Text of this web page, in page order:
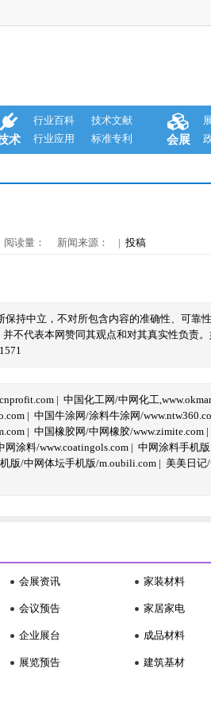
术
行业百科
技术文献
行业应用
标准专利 会展
阅读量： 新闻来源： | 投稿
持中立，不对所包含内容的准确性、可
不代表本网赞同其观点和对其真实性负责
| 中国化工网/中网化工
| 中国牛涂网/涂料牛涂网/
| 中国橡胶网/中网橡胶/www.zimite.com |
网涂料/www.coatingols.com | 中网涂料手机
版/中网体坛手机版/m.oubili.com | 美美日记
会展资讯
会议预告
企业展台
展览预告
家装材料
家居家电
成品材料
建筑基材